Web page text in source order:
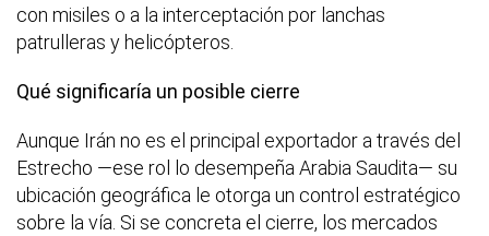
con misiles o a la interceptación por lanchas
patrulleras y helicópteros.
Qué significaría un posible cierre
Aunque Irán no es el principal exportador a través del
Estrecho —ese rol lo desempeña Arabia Saudita— su
ubicación geográfica le otorga un control estratégico
sobre la vía. Si se concreta el cierre, los mercados